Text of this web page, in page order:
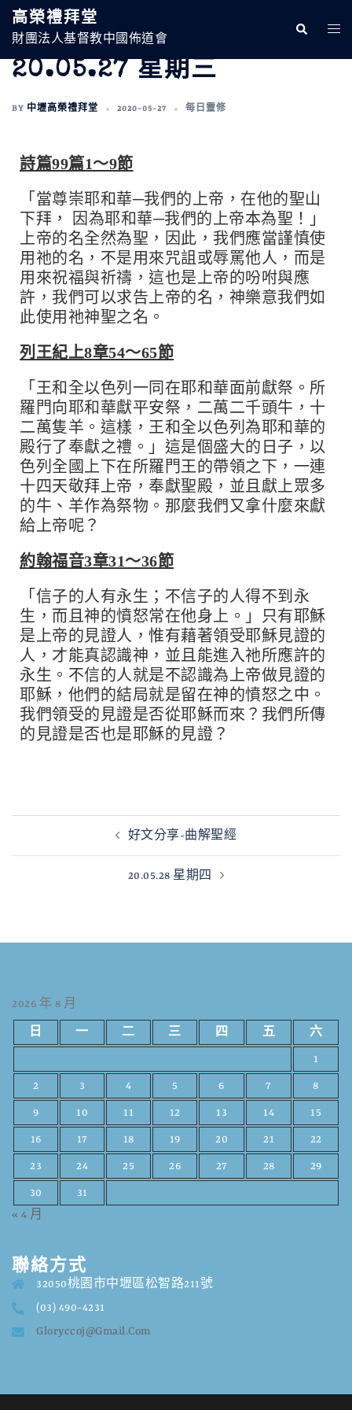
高榮禮拜堂
財團法人基督教中國佈道會
20.05.27 星期三
BY 中壢高榮禮拜堂 2020-05-27 每日靈修
詩篇99篇1～9節
「當尊崇耶和華─我們的上帝，在他的聖山
下拜， 因為耶和華─我們的上帝本為聖！」
上帝的名全然為聖，因此，我們應當謹慎使
用祂的名，不是用來咒詛或辱罵他人，而是
用來祝福與祈禱，這也是上帝的吩咐與應
許，我們可以求告上帝的名，神樂意我們如
此使用祂神聖之名。
列王紀上8章54～65節
「王和全以色列一同在耶和華面前獻祭。所
羅門向耶和華獻平安祭，二萬二千頭牛，十
二萬隻羊。這樣，王和全以色列為耶和華的
殿行了奉獻之禮。」這是個盛大的日子，以
色列全國上下在所羅門王的帶領之下，一連
十四天敬拜上帝，奉獻聖殿，並且獻上眾多
的牛、羊作為祭物。那麼我們又拿什麼來獻
給上帝呢？
約翰福音3章31～36節
「信子的人有永生；不信子的人得不到永
生，而且神的憤怒常在他身上。」只有耶穌
是上帝的見證人，惟有藉著領受耶穌見證的
人，才能真認識神，並且能進入祂所應許的
永生。不信的人就是不認識為上帝做見證的
耶穌，他們的結局就是留在神的憤怒之中。
我們領受的見證是否從耶穌而來？我們所傳
的見證是否也是耶穌的見證？
好文分享-曲解聖經
20.05.28 星期四
2026 年 8 月
日 一 二 三 四 五 六
1
2 3 4 5 6 7 8
9 10 11 12 13 14 15
16 17 18 19 20 21 22
23 24 25 26 27 28 29
30
31
« 4 月
聯絡方式
32050桃園市中壢區松智路211號
(03) 490-4231
Gloryccoj@gmail.com